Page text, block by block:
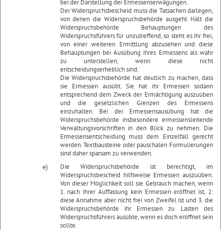
bei der Darstellung der Ermessenserwägungen.
Der Widerspruchsbescheid muss die Tatsachen darlegen,
von denen die Widerspruchsbehörde ausgeht. Hält die
Widerspruchsbehörde Behauptungen des
Widerspruchsführers für unzutreffend, so steht es ihr frei,
von einer weiteren Ermittlung abzusehen und diese
Behauptungen bei Ausübung ihres Ermessens als wahr
zu unterstellen, wenn diese nicht
entscheidungserheblich sind.
Die Widerspruchsbehörde hat deutlich zu machen, dass
sie Ermessen ausübt. Sie hat ihr Ermessen sodann
entsprechend dem Zweck der Ermächtigung auszuüben
und die gesetzlichen Grenzen des Ermessens
einzuhalten. Bei der Ermessensausübung hat die
Widerspruchsbehörde insbesondere ermessensleitende
Verwaltungsvorschriften in den Blick zu nehmen. Die
Ermessensentscheidung muss dem Einzelfall gerecht
werden. Textbausteine oder pauschalen Formulierungen
sind daher sparsam zu verwenden.
e)
Die Widerspruchsbehörde ist berechtigt, im
Widerspruchsbescheid hilfsweise Ermessen auszuüben.
Von dieser Möglichkeit soll sie Gebrauch machen, wenn
1. nach ihrer Auffassung kein Ermessen eröffnet ist, 2.
diese Annahme aber nicht frei von Zweifel ist und 3. die
Widerspruchsbehörde ihr Ermessen zu Lasten des
Widerspruchsführers ausübte, wenn es doch eröffnet sein
sollte.